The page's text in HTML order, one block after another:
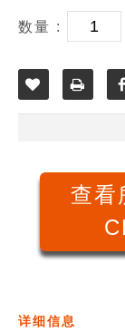
数量 :
查看
详细信息